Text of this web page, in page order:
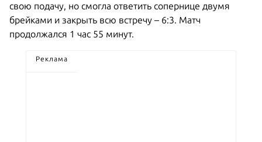
свою подачу, но смогла ответить сопернице двумя
брейками и закрыть всю встречу – 6:3. Матч
продолжался 1 час 55 минут.
Реклама